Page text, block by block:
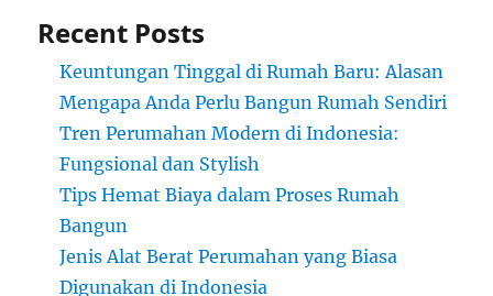
Recent Posts
Keuntungan Tinggal di Rumah Baru: Alasan
Mengapa Anda Perlu Bangun Rumah Sendiri
Tren Perumahan Modern di Indonesia:
Fungsional dan Stylish
Tips Hemat Biaya dalam Proses Rumah
Bangun
Jenis Alat Berat Perumahan yang Biasa
Digunakan di Indonesia